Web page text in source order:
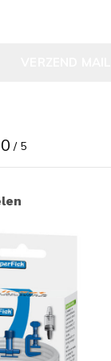
0 / 5